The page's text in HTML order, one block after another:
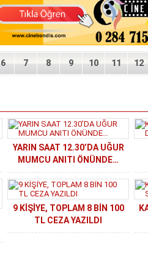
6 7 8 9 10 11 12
YARIN SAAT 12.30’DA UĞUR
MUMCU ANITI ÖNÜNDE…
9 KİŞİYE, TOPLAM 8 BİN 100
TL CEZA YAZILDI